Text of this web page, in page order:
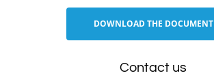
DOWNLOAD THE DOCUMENT
Contact us